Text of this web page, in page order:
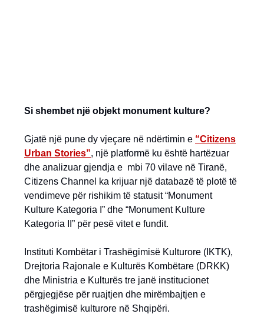
Si shembet një objekt monument kulture?
Gjatë një pune dy vjeçare në ndërtimin e “Citizens
Urban Stories”, një platformë ku është hartëzuar
dhe analizuar gjendja e mbi 70 vilave në Tiranë,
Citizens Channel ka krijuar një databazë të plotë të
vendimeve për rishikim të statusit “Monument
Kulture Kategoria I” dhe “Monument Kulture
Kategoria II” për pesë vitet e fundit.
Instituti Kombëtar i Trashëgimisë Kulturore (IKTK),
Drejtoria Rajonale e Kulturës Kombëtare (DRKK)
dhe Ministria e Kulturës tre janë institucionet
përgjegjëse për ruajtjen dhe mirëmbajtjen e
trashëgimisë kulturore në Shqipëri.